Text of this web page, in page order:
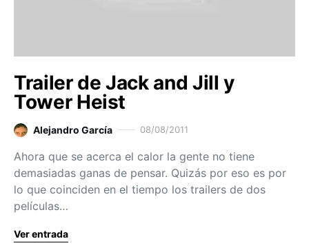
Trailer de Jack and Jill y
Tower Heist
Alejandro García 08/08/2011
Ahora que se acerca el calor la gente no tiene
demasiadas ganas de pensar. Quizás por eso es por
lo que coinciden en el tiempo los trailers de dos
películas…
Ver entrada